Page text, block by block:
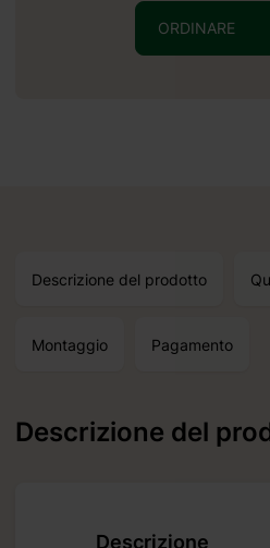
ORDINARE
Descrizione del prodotto
Montaggio Pagamento
Descrizione del
Descrizione
2026 10 17